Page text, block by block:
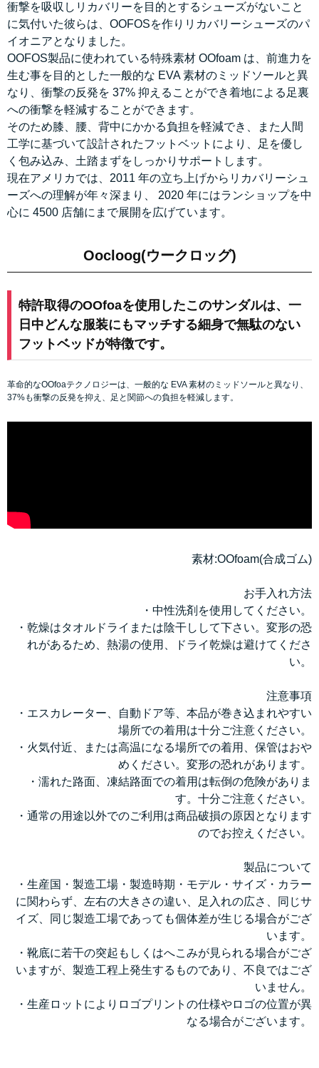
衝撃を吸収しリカバリーを目的とするシューズがないこと
に気付いた彼らは、OOFOSを作りリカバリーシューズのパ
イオニアとなりました。
OOFOS製品に使われている特殊素材 OOfoam は、前進力を
生む事を目的とした一般的な EVA 素材のミッドソールと異
なり、衝撃の反発を 37% 抑えることができ着地による足裏
への衝撃を軽減することができます。
そのため膝、腰、背中にかかる負担を軽減でき、また人間
工学に基づいて設計されたフットベットにより、足を優し
く包み込み、土踏まずをしっかりサポートします。
現在アメリカでは、2011 年の立ち上げからリカバリーシュ
ーズへの理解が年々深まり、 2020 年にはランショップを中
心に 4500 店舗にまで展開を広げています。
Oocloog(ウークロッグ)
特許取得のOOfoaを使用したこのサンダルは、一
日中どんな服装にもマッチする細身で無駄のない
フットベッドが特徴です。
革命的なOOfoaテクノロジーは、一般的な EVA 素材のミッドソールと異なり、
37%も衝撃の反発を抑え、足と関節への負担を軽減します。
素材:OOfoam(合成ゴム)
お手入れ方法
・中性洗剤を使用してください。
・乾燥はタオルドライまたは陰干しして下さい。変形の恐
れがあるため、熱湯の使用、ドライ乾燥は避けてくださ
い。
注意事項
・エスカレーター、自動ドア等、本品が巻き込まれやすい
場所での着用は十分ご注意ください。
・火気付近、または高温になる場所での着用、保管はおや
めください。変形の恐れがあります。
・濡れた路面、凍結路面での着用は転倒の危険がありま
す。十分ご注意ください。
・通常の用途以外でのご利用は商品破損の原因となります
のでお控えください。
製品について
・生産国・製造工場・製造時期・モデル・サイズ・カラー
に関わらず、左右の大きさの違い、足入れの広さ、同じサ
イズ、同じ製造工場であっても個体差が生じる場合がござ
います。
・靴底に若干の突起もしくはへこみが見られる場合がござ
いますが、製造工程上発生するものであり、不良ではござ
いません。
・生産ロットによりロゴプリントの仕様やロゴの位置が異
なる場合がございます。